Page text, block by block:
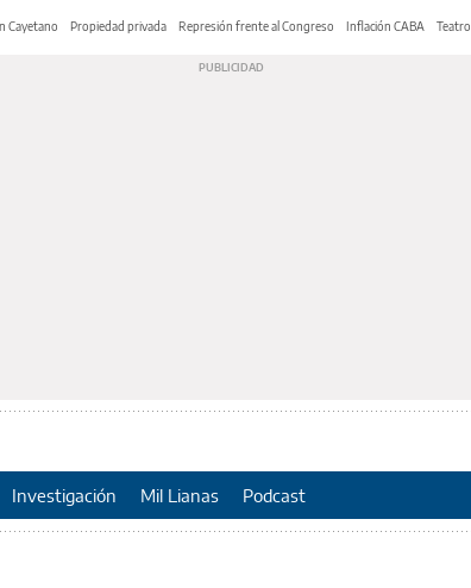
Cayetano Propiedad privada Represión frente al Congreso Inflación CABA Teatro
Investigación Mil Lianas Podcast